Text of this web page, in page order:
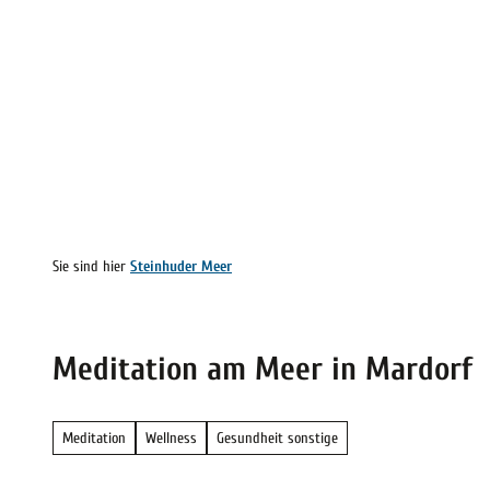
Sie sind hier Steinhuder Meer
Meditation am Meer in Mardorf
Meditation Wellness Gesundheit sonstige